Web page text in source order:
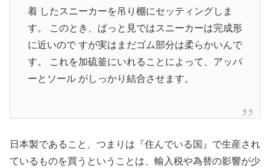
着 したスニーカーを吊り棚にセッティングしま
す。 このとき、ぱっと見ではスニーカーは完成形
に近いので すが実はまだゴム部分は柔らかいんで
す。 これを加硫釜にいれることによって、アッパ
ーとソール がしっかり結合させます。
日本製であること、つまりは『住んでいる国』で生産され
ているものを買うということは、輸入税や為替の影響が少